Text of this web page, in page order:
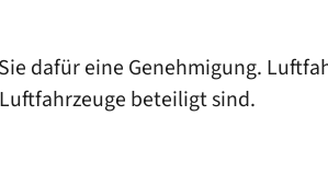
dafür eine Genehmigung.
beteiligt sind.